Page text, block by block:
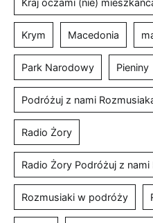
Kraj oczami (nie)
Krym Macedonia
Park Narodowy Pieniny
Podróżuj z nami
Radio Żory
Radio Żory Podróżuj z nami
Rozmusiaki w podróży